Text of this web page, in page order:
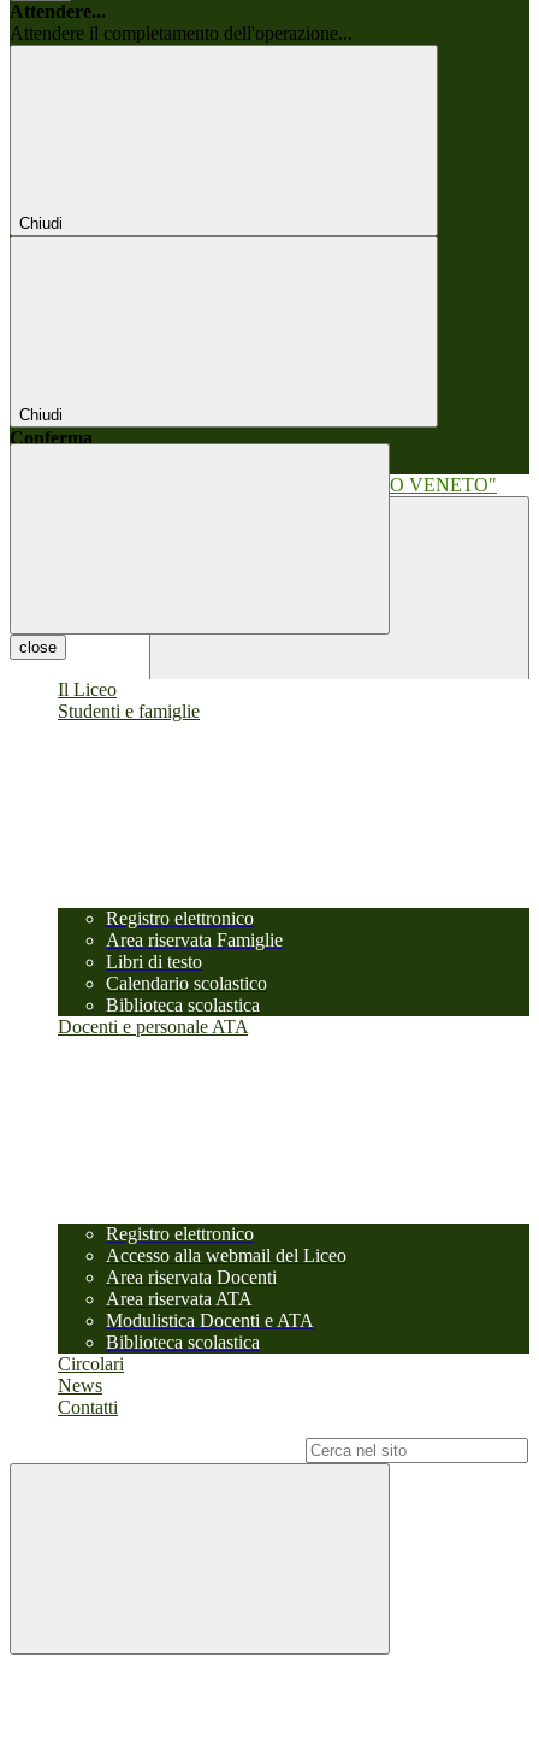
Attendere...
Attendere il completamento dell'operazione...
Chiudi
Chiudi
Conferma
close
Il Liceo
Studenti e famiglie
Registro elettronico
Area riservata Famiglie
Libri di testo
Calendario scolastico
Biblioteca scolastica
Docenti e personale ATA
Registro elettronico
Accesso alla webmail del Liceo
Area riservata Docenti
Area riservata ATA
Modulistica Docenti e ATA
Biblioteca scolastica
Circolari
News
Contatti